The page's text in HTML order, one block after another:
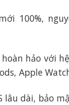
100%,
hảo với
Apple
lâu dài, bảo